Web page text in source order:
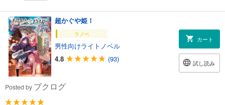
超かぐや姫！
ラノベ
男性向けライトノベル
4.8
(93)
カート
試し読み
Posted by ブクログ